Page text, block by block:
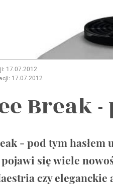
17.07.2012
17.07.2012
Break
- pod tym hasłem
się wiele
czy eleganckie